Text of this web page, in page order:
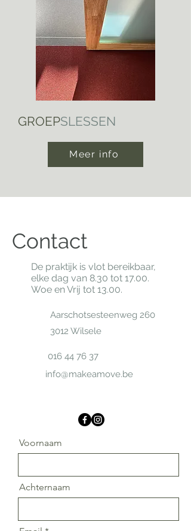
GROEP​SLESSEN
Meer info
Contact
De praktijk is vlot bereikbaar,
elke dag van 8.30 tot 17.00.
Woe en Vrij tot 13.00.
Aarschotsesteenweg 260
3012 Wilsele
016 44 76 37
info@makeamove.be
Voornaam
Achternaam